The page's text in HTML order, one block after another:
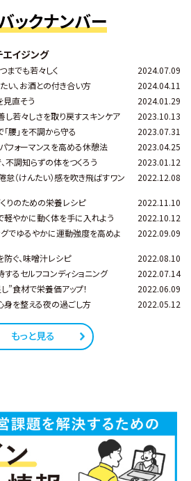
ックナンバー
イジング
までも若々しく
2024.07.09
い、お酒との付き合い方
2024.04.11
見直そう
2024.01.29
し若々しさを取り戻すスキンケア
2023.10.13
腰」を不調から守る
2023.07.31
フォーマンスを高める休憩法
2023.04.25
不調知らずの体をつくろう
2023.01.12
（けんたい）感を吹き飛ばすワン
2022.12.08
りのための栄養レシピ
2022.11.10
軽やかに動く体を手に入れよう
2022.10.12
グでゆるやかに運動強度を高めよ
2022.09.09
ぐ、味噌汁レシピ
2022.08.10
るセルフコンディショニング
2022.07.14
”食材で栄養価アップ！
2022.06.09
身を整える夜の過ごし方 2022.05.12
もっと見る